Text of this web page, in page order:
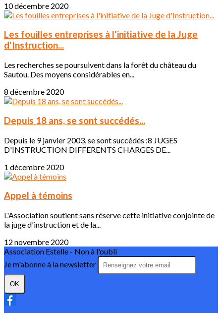
10 décembre 2020
Les fouilles entreprises à l'initiative de la Juge
d'Instruction...
Les recherches se poursuivent dans la forêt du château du
Sautou. Des moyens considérables en...
8 décembre 2020
Depuis 18 ans, se sont succédés...
Depuis le 9 janvier 2003, se sont succédés :8 JUGES
D'INSTRUCTION DIFFERENTS CHARGES DE...
1 décembre 2020
Appel à témoins
L'Association soutient sans réserve cette initiative conjointe de
la juge d'instruction et de la...
12 novembre 2020
Association Estelle - Non à l'oubli
Je m'abonne à la newsletter
OK